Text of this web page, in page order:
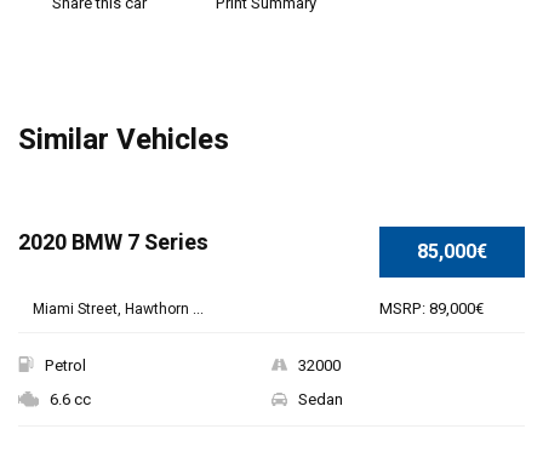
Similar Vehicles
SPECIAL 85,000€
MSRP: 89,000€
2020 BMW 7 Series
Miami Street, Hawthorn ...
Petrol
32000
6.6 cc
Sedan